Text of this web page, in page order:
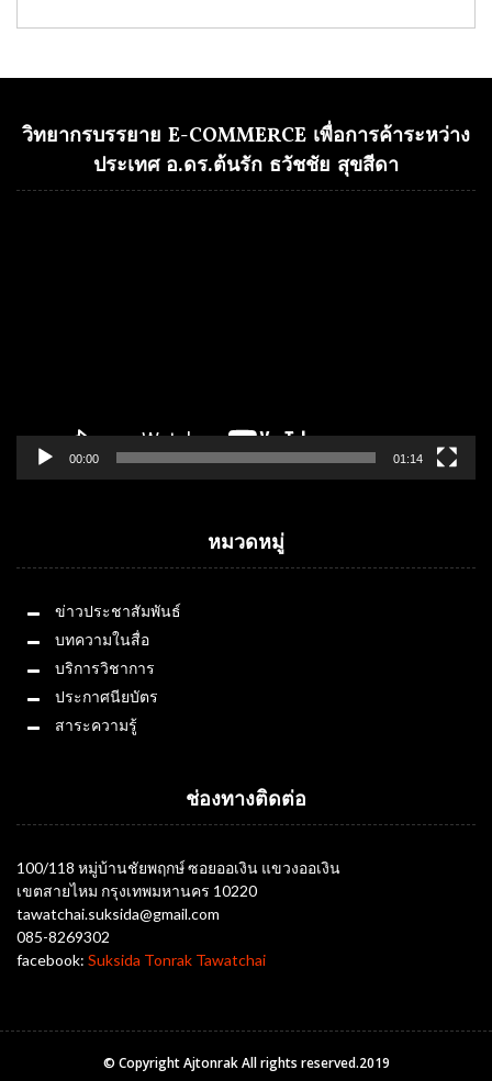
วิทยากรบรรยาย E-COMMERCE เพื่อการค้าระหว่าง
ประเทศ อ.ดร.ต้นรัก ธวัชชัย สุขสีดา
00:00 01:14
หมวดหมู่
ข่าวประชาสัมพันธ์
บทความในสื่อ
บริการวิชาการ
ประกาศนียบัตร
สาระความรู้
ช่องทางติดต่อ
100/118 หมู่บ้านชัยพฤกษ์ ซอยออเงิน แขวงออเงิน
เขตสายไหม กรุงเทพมหานคร 10220
tawatchai.suksida@gmail.com
085-8269302
facebook: Suksida Tonrak Tawatchai
© Copyright Ajtonrak All rights reserved.2019